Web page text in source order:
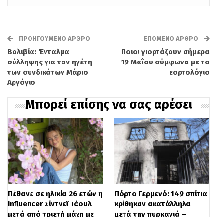
Υπενθυμίζεται ότι ο Donald Trump είχε
προειδοποιήσει την Τεχεράνη πως, εάν
δεν επιτευχθεί συμφωνία αποδεκτή από
την Ουάσινγκτον, θα διέταζε την έναρξη
στρατιωτικών επιχειρήσεων. Μέσω του
Truth Social, ο Αμερικανός πρόεδρος
γνωστοποίησε την αναβολή της επίθεσης
που είχε προγραμματιστεί για την Τρίτη,
επικαλούμενος εκκλήσεις ηγετών από τη
Μέση Ανατολή. Συγκεκριμένα, ο εμίρης
ΠΡΟΗΓΟΎΜΕΝΟ ΆΡΘΡΟ
Βολιβία: Ένταλμα
σύλληψης για τον ηγέτη
των συνδικάτων Μάριο
Αργόγιο
ΕΠΌΜΕΝΟ ΆΡΘΡΟ
Ποιοι γιορτάζουν σήμερα
19 Μαΐου σύμφωνα με το
εορτολόγιο
Μπορεί επίσης να σας αρέσει
Πέθανε σε ηλικία 26 ετών η
influencer Σίντνεϊ Τάουλ
μετά από τριετή μάχη με
Πόρτο Γερμενό: 149 σπίτια
κρίθηκαν ακατάλληλα
μετά την πυρκαγιά –